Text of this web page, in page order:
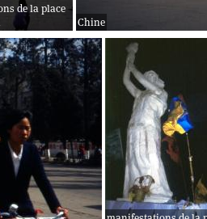
de la place
Chine